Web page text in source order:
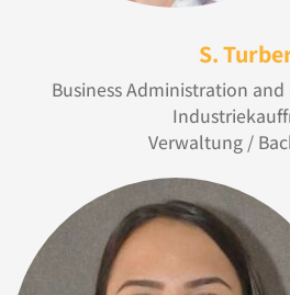
S.
Business Administration and
Verwaltung /